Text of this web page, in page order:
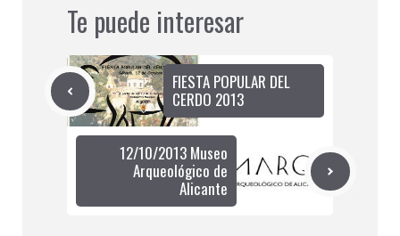
Te puede interesar
FIESTA POPULAR DEL
CERDO 2013
12/10/2013 Museo
Arqueológico de
Alicante